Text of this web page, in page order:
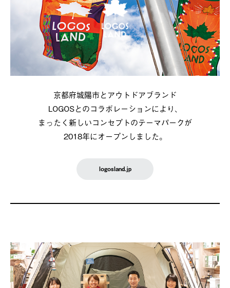
京都府城陽市とアウトドアブランド
LOGOSとのコラボレーションにより、
まったく新しいコンセプトのテーマパークが
2018年にオープンしました。
logosland.jp